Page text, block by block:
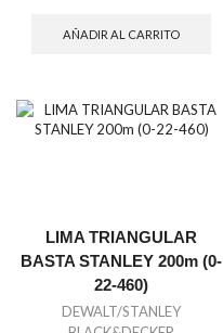
AÑADIR AL CARRITO
LIMA TRIANGULAR
BASTA STANLEY 200m (0-
22-460)
DEWALT/STANLEY